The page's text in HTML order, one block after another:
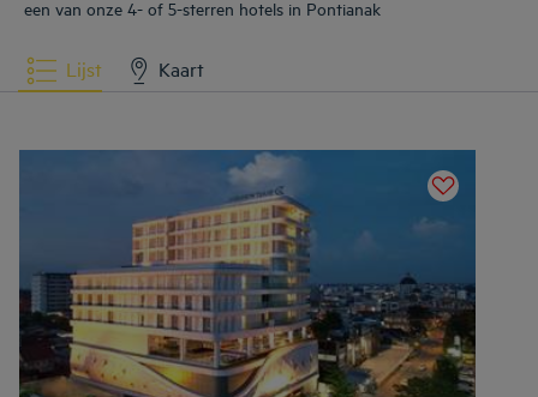
een van onze 4- of 5-sterren hotels in Pontianak
Lijst Kaart